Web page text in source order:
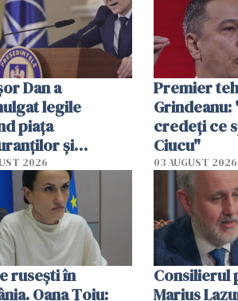
Dan a
legile
piaţa
şi
TVA redus
2026
Premier
Grindeanu:
credeți ce
Ciucu"
03 AUGUST 2026
rusești în
Oana Ţoiu:
Consilierul
Marius